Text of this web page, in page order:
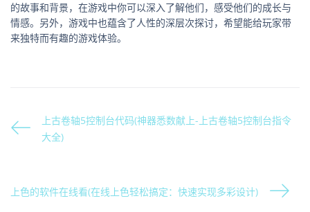
的故事和背景，在游戏中你可以深入了解他们，感受他们的成长与
情感。另外，游戏中也蕴含了人性的深层次探讨，希望能给玩家带
来独特而有趣的游戏体验。
上古卷轴5控制台代码(神器悉数献上-上古卷轴5控制台指令
大全)
上色的软件在线看(在线上色轻松搞定：快速实现多彩设计)